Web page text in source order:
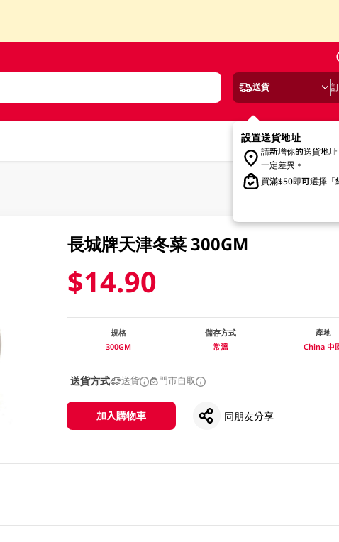
送貨
設置送貨地址
請新增你的送貨地
一定差異。
買滿$50即可選擇「
長城牌天津冬菜 300GM
$14.90
規格
300GM
儲存方式
常溫
產地
China 中
送貨方式 送貨 門市自取
加入購物車 同朋友分享